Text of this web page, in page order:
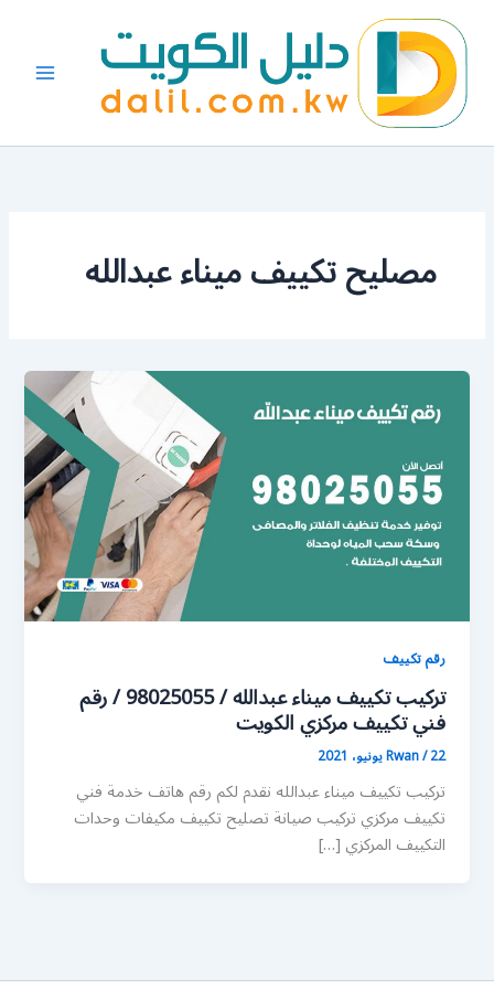
المحتوى
مصليح تكييف ميناء عبدالله
رقم تكييف
تركيب تكييف ميناء عبدالله / 98025055 / رقم
فني تكييف مركزي الكويت
Rwan/22 يونيو، 2021
تركيب تكييف ميناء عبدالله نقدم لكم رقم هاتف خدمة فني
تكييف مركزي تركيب صيانة تصليح تكييف مكيفات وحدات
التكييف المركزي […]